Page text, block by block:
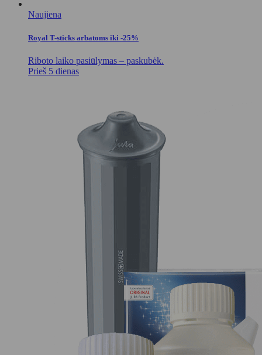
Naujiena
Royal T-sticks arbatoms iki -25%
Riboto laiko pasiūlymas – paskubėk.
Prieš 5 dienas